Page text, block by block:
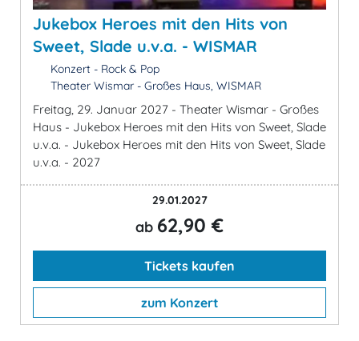
Jukebox Heroes mit den Hits von
Sweet, Slade u.v.a. - WISMAR
Konzert - Rock & Pop
Theater Wismar - Großes Haus, WISMAR
Freitag, 29. Januar 2027 - Theater Wismar - Großes
Haus - Jukebox Heroes mit den Hits von Sweet, Slade
u.v.a. - Jukebox Heroes mit den Hits von Sweet, Slade
u.v.a. - 2027
29.01.2027
ab 62,90 €
Tickets kaufen
zum Konzert